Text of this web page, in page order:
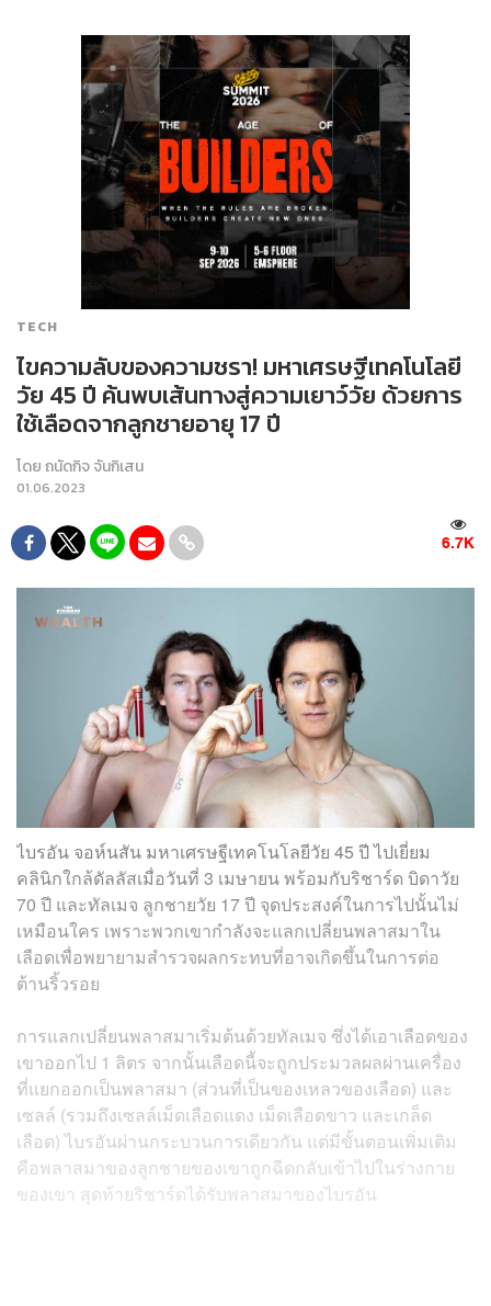
TECH
ไขความลับของความชรา! มหาเศรษฐีเทคโนโลยี
วัย 45 ปี ค้นพบเส้นทางสู่ความเยาว์วัย ด้วยการ
ใช้เลือดจากลูกชายอายุ 17 ปี
โดยถนัดกิจ จันกิเสน
01.06.2023
6.7K
ไบรอัน จอห์นสัน มหาเศรษฐีเทคโนโลยีวัย 45 ปี ไปเยี่ยม
คลินิกใกล้ดัลลัสเมื่อวันที่ 3 เมษายน พร้อมกับริชาร์ด บิดาวัย
70 ปี และทัลเมจ ลูกชายวัย 17 ปี จุดประสงค์ในการไปนั้นไม่
เหมือนใคร เพราะพวกเขากำลังจะแลกเปลี่ยนพลาสมาใน
เลือดเพื่อพยายามสำรวจผลกระทบที่อาจเกิดขึ้นในการต่อ
ต้านริ้วรอย
การแลกเปลี่ยนพลาสมาเริ่มต้นด้วยทัลเมจ ซึ่งได้เอาเลือดของ
เขาออกไป 1 ลิตร จากนั้นเลือดนี้จะถูกประมวลผลผ่านเครื่อง
ที่แยกออกเป็นพลาสมา (ส่วนที่เป็นของเหลวของเลือด) และ
เซลล์ (รวมถึงเซลล์เม็ดเลือดแดง เม็ดเลือดขาว และเกล็ด
เลือด) ไบรอันผ่านกระบวนการเดียวกัน แต่มีขั้นตอนเพิ่มเติม
คือพลาสมาของลูกชายของเขาถูกฉีดกลับเข้าไปในร่างกาย
ของเขา สุดท้ายริชาร์ดได้รับพลาสมาของไบรอัน